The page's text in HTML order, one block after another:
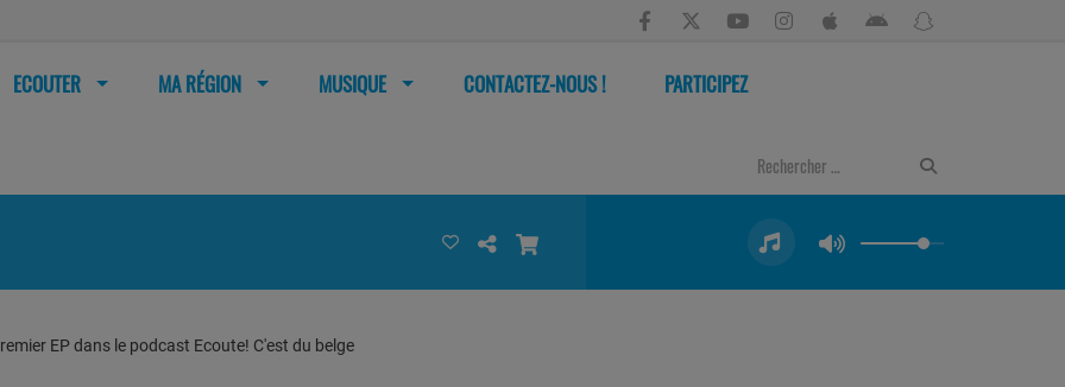
ECOUTER MA RÉGION MUSIQUE CONTACTEZ-NOUS ! PARTICIPEZ
EP dans le podcast Ecoute! C'est du belge